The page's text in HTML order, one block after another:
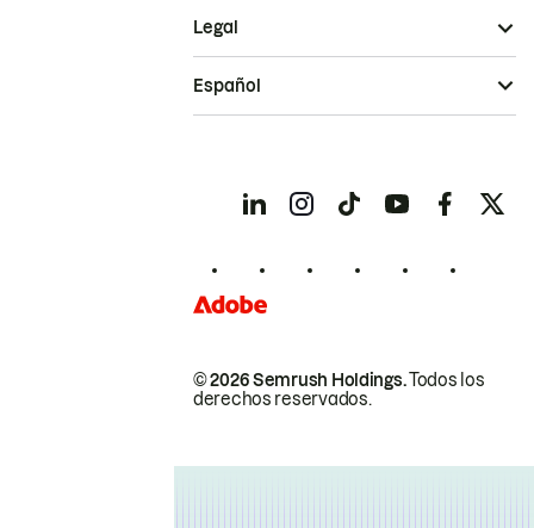
© 2026 Semrush Holdings.Todos los
derechos reservados.
Legal
Español